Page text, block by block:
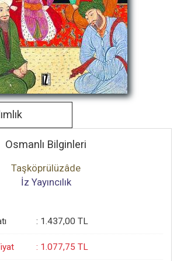
Osmanlı Bilginleri
Taşköprülüzâde
İz Yayıncılık
: 1.437,00 TL
: 1.077,75 TL